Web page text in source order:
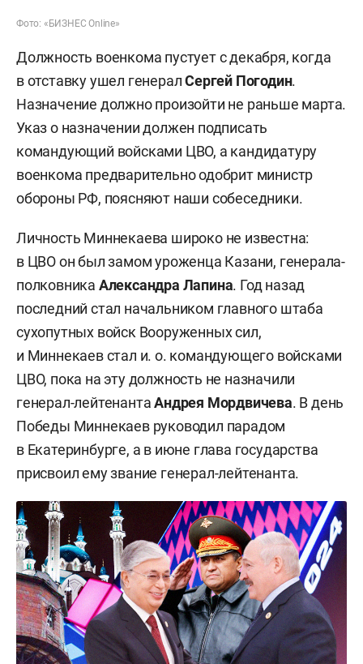
Фото: «БИЗНЕС Online»
Должность военкома пустует с декабря, когда
в отставку ушел генералСергей Погодин.
Назначение должно произойти не раньше марта.
Указ о назначении должен подписать
командующий войсками ЦВО, а кандидатуру
военкома предварительно одобрит министр
обороны РФ, поясняют наши собеседники.
Личность Миннекаева широко не известна:
в ЦВО он был замом уроженца Казани, генерала-
полковника Александра Лапина. Год назад
последний стал начальником главного штаба
сухопутных войск Вооруженных сил,
и Миннекаев стал и. о. командующего войсками
ЦВО, пока на эту должность не назначили
генерал-лейтенантаАндрея Мордвичева. В день
Победы Миннекаев руководил парадом
в Екатеринбурге, а в июне глава государства
присвоил ему звание генерал-лейтенанта.